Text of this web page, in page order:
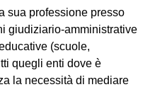
sua professione presso
giudiziario-amministrative
(scuole,
quegli enti dove è
la necessità di mediare